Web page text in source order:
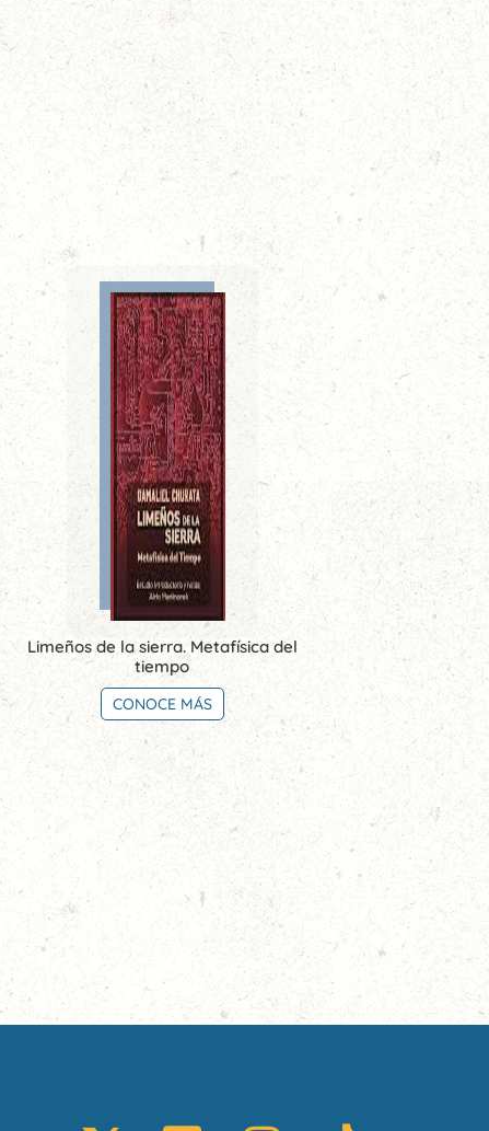
Limeños de la sierra. Metafísica del
tiempo
CONOCE MÁS